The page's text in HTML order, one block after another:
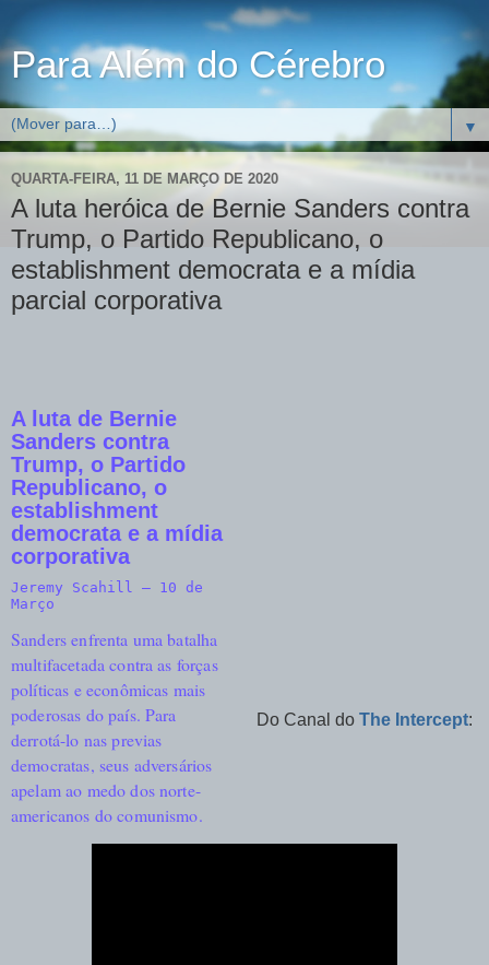
Para Além do Cérebro
▼
QUARTA-FEIRA, 11 DE MARÇO DE 2020
A luta heróica de Bernie Sanders contra
Trump, o Partido Republicano, o
establishment democrata e a mídia
parcial corporativa
A luta de Bernie
Sanders contra
Trump, o Partido
Republicano, o
establishment
democrata e a mídia
corporativa
Jeremy Scahill — 10 de
Março
Sanders enfrenta uma batalha
multifacetada contra as forças
políticas e econômicas mais
poderosas do país. Para
derrotá-lo nas previas
democratas, seus adversários
apelam ao medo dos norte-
americanos do comunismo.
Do Canal do The Intercept: